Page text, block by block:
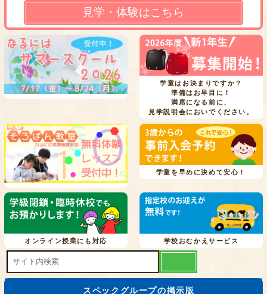
見学・体験はこちら
学童はお決まりですか？
準備はお早目に！
満席になる前に、
見学説明会においでください。
学童を早めに決めて安心！
オンライン授業にも対応 学校おむかえサービス
スペックグループの掲示版